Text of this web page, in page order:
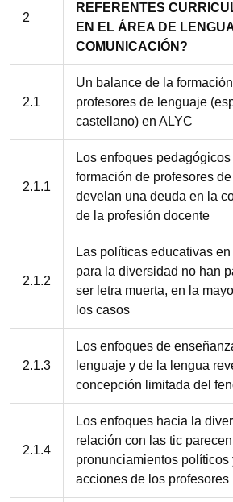
2
REFERENTES
EN EL ÁREA DE
COMUNICACIÓN?
2.1
Un balance de la
profesores de lenguaje
castellano) en ALYC
2.1.1
Los enfoques pedagógicos
formación de profesores
develan una deuda en la
de la profesión docente
2.1.2
Las políticas educativas en
para la diversidad no han
ser letra muerta, en la
los casos
2.1.3
Los enfoques de
lenguaje y de la lengua
concepción limitada del
2.1.4
Los enfoques hacia la
relación con las tic
pronunciamientos políticos
acciones de los profesores